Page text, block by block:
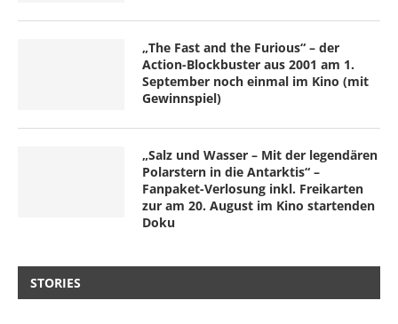
„The Fast and the Furious“ – der
Action-Blockbuster aus 2001 am 1.
September noch einmal im Kino (mit
Gewinnspiel)
„Salz und Wasser – Mit der legendären
Polarstern in die Antarktis“ –
Fanpaket-Verlosung inkl. Freikarten
zur am 20. August im Kino startenden
Doku
STORIES